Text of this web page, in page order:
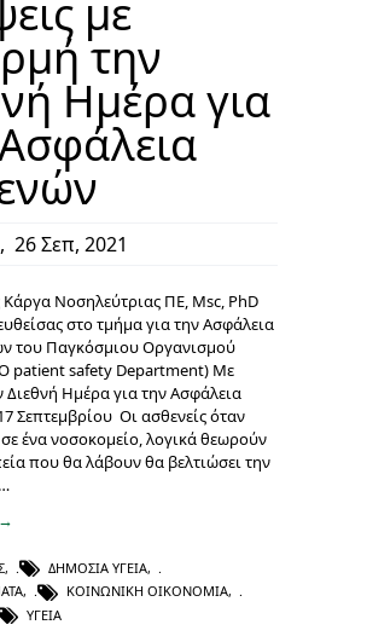
με
την
Ημέρα για
, 26 Σεπ, 2021
Νοσηλεύτριας ΠΕ, Msc, PhD
στο τμήμα για την Ασφάλεια
του Παγκόσμιου Οργανισμού
patient safety Department) Με
Ημέρα για την Ασφάλεια
Σεπτεμβρίου Οι ασθενείς όταν
σε ένα νοσοκομείο, λογικά θεωρούν
που θα λάβουν θα βελτιώσει την
, ΔΗΜΌΣΙΑ ΥΓΕΊΑ,
, ΚΟΙΝΩΝΙΚΉ ΟΙΚΟΝΟΜΊΑ,
ΥΓΕΊΑ